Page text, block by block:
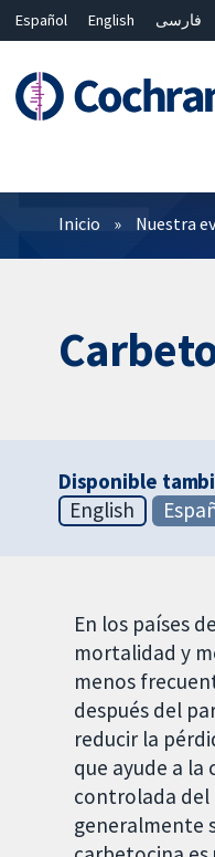
Español English فارسی
Filtros
Inicio Nuestra
Disponible
English
En los países
mortalidad y
menos
después del
reducir la
que ayude a
controlada del
generalmente